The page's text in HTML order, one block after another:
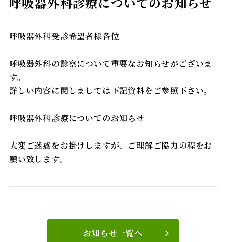
医療関係者の方へ
採用情報
呼吸器外科受診希望者様各位
呼吸器外科の診察について重要なお知らせがございま
す。
詳しい内容に関しましては下記資料をご参照下さい。
呼吸器外科診療についてのお知らせ
大変ご迷惑をお掛けしますが、ご理解ご協力の程をお
願い致します。
お知らせ一覧へ